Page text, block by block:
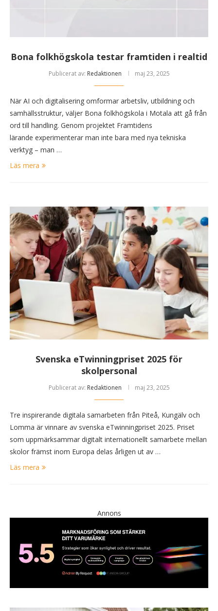
Bona folkhögskola testar framtiden i realtid
Publicerat av: Redaktionen maj 23, 2025
När AI och digitalisering omformar arbetsliv, utbildning och
samhällsstruktur, väljer Bona folkhögskola i Motala att gå från
ord till handling. Genom projektet Framtidens
lärande experimenterar man inte bara med nya tekniska
verktyg – man …
Läs mera
Svenska eTwinningpriset 2025 för
skolpersonal
Publicerat av: Redaktionen maj 23, 2025
Tre inspirerande digitala samarbeten från Piteå, Kungälv och
Lomma är vinnare av svenska eTwinningpriset 2025. Priset
som uppmärksammar digitalt internationellt samarbete mellan
skolor främst inom Europa delas årligen ut av …
Läs mera
Annons